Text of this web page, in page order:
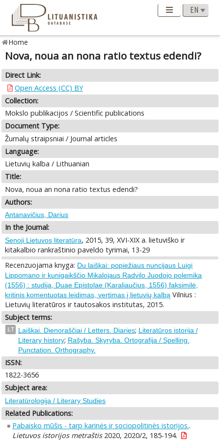
Home
Nova, noua an nona ratio textus edendi?
Direct Link:
Open Access (CC) BY
Collection:
Mokslo publikacijos / Scientific publications
Document Type:
Žurnalų straipsniai / Journal articles
Language:
Lietuvių kalba / Lithuanian
Title:
Nova, noua an nona ratio textus edendi?
Authors:
Antanavičius, Darius
In the Journal:
Senoji Lietuvos literatūra, 2015, 39, XVI-XIX a. lietuviško ir
kitakalbio rankraštinio paveldo tyrimai, 13-29
Recenzuojama knyga: Du laiškai: popiežiaus nuncijaus Luigi
Lippomano ir kunigaikščio Mikalojaus Radvilo Juodojo polemika
(1556) : studija, Duae Epistolae (Karaliaučius, 1556) faksimilė,
kritinis komentuotas leidimas, vertimas į lietuvių kalbą Vilnius :
Lietuvių literatūros ir tautosakos institutas, 2015.
Subject terms:
LT Laiškai. Dienoraščiai / Letters. Diaries; Literatūros istorija /
Literary history; Rašyba. Skyryba. Ortografija / Spelling.
Punctation. Orthography.
ISSN:
1822-3656
Subject area:
Literatūrologija / Literary Studies
Related Publications:
Pabaisko mūšis - tarp karinės ir sociopolitinės istorijos..
Lietuvos istorijos metraštis2020, 2020/2, 185-194.